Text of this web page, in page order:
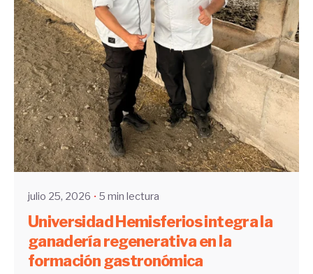
Enviado por
UHE
julio 25, 2026 5 min lectura
Universidad Hemisferios integra la
ganadería regenerativa en la
formación gastronómica